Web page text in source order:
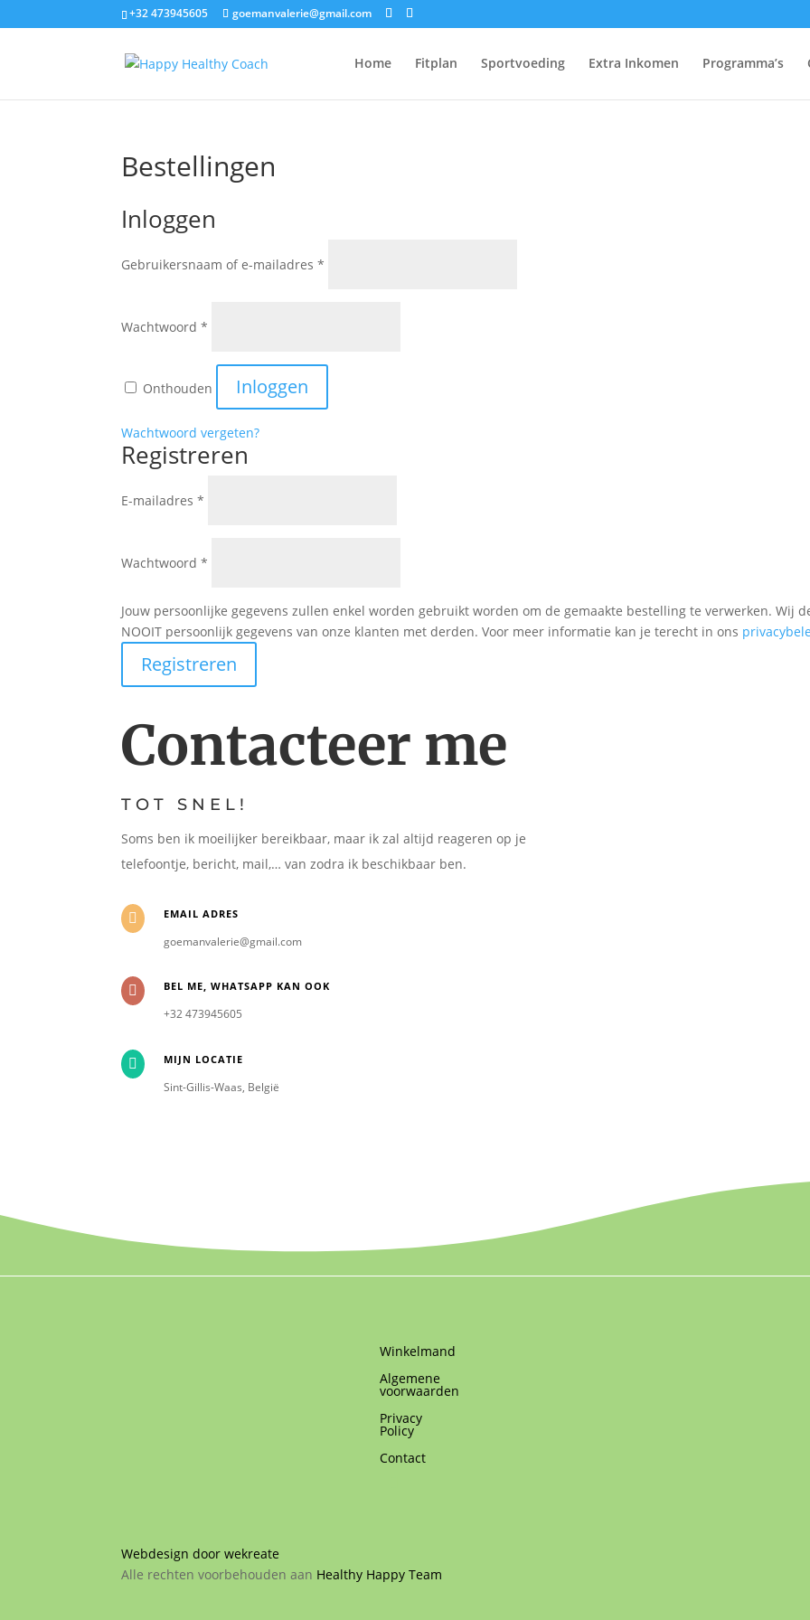
+32 473945605 goemanvalerie@gmail.com
Home Fitplan Sportvoeding Extra Inkomen Programma’s
Bestellingen
Inloggen
Gebruikersnaam of e-mailadres*
Wachtwoord*
Onthouden Inloggen
Wachtwoord vergeten?
Registreren
E-mailadres*
Wachtwoord*
Jouw persoonlijke gegevens zullen enkel worden gebruikt worden om de gemaakte bestelling te verwerken. Wij
NOOIT persoonlijk gegevens van onze klanten met derden. Voor meer informatie kan je terecht in ons
Registreren
Contacteer me
TOT SNEL!
Soms ben ik moeilijker bereikbaar, maar ik zal altijd reageren op je
telefoontje, bericht, mail,… van zodra ik beschikbaar ben.
 EMAIL ADRES
goemanvalerie@gmail.com
 BEL ME, WHATSAPP KAN OOK
+32 473945605
 MIJN LOCATIE
Sint-Gillis-Waas, België
Winkelmand
Algemene
voorwaarden
Privacy
Policy
Contact
Webdesign door wekreate
Alle rechten voorbehouden aan Healthy Happy Team